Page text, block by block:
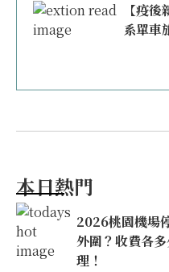
【疫後
系單車
本日熱門
2026桃園機場
外圍？收費各
理！